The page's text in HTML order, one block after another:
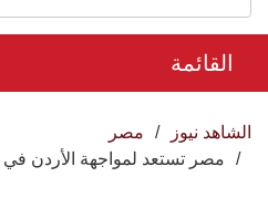
القائمة
الشاهد نيوز
مصر
مصر تستعد لمواجهة الأردن